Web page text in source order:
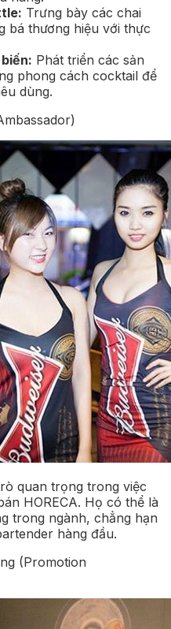
Trưng bày các chai
bá thương hiệu với thực
Phát triển các sản
phong cách cocktail để
dùng.
quan trọng trong việc
HORECA. Họ có thể là
trong ngành, chẳng hạn
hàng đầu.
(Promotion